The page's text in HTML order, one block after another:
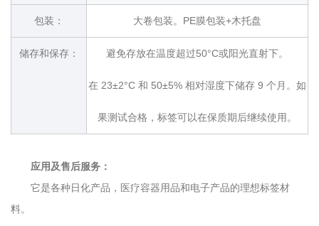
包装： 大卷包装。PE膜包装+木托盘
储存和保存： 避免存放在温度超过50°C或阳光直射下。
在 23±2°C 和 50±5% 相对湿度下储存 9 个月。如
果测试合格，标签可以在保质期后继续使用。
应用及售后服务：
它是各种日化产品，医疗容器用品和电子产品的理想标签材
料。